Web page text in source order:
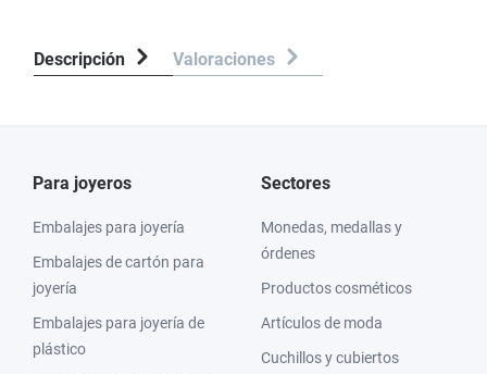
Descripción Valoraciones
Para joyeros
Embalajes para joyería
Embalajes de cartón para
joyería
Embalajes para joyería de
plástico
Sectores
Monedas, medallas y
órdenes
Productos cosméticos
Artículos de moda
Cuchillos y cubiertos